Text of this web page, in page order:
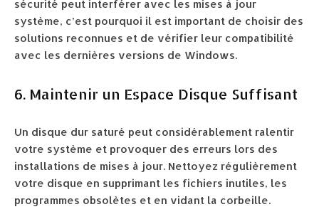
sécurité peut interférer avec les mises à jour
système, c’est pourquoi il est important de choisir des
solutions reconnues et de vérifier leur compatibilité
avec les dernières versions de Windows.
6. Maintenir un Espace Disque Suffisant
Un disque dur saturé peut considérablement ralentir
votre système et provoquer des erreurs lors des
installations de mises à jour. Nettoyez régulièrement
votre disque en supprimant les fichiers inutiles, les
programmes obsolètes et en vidant la corbeille.